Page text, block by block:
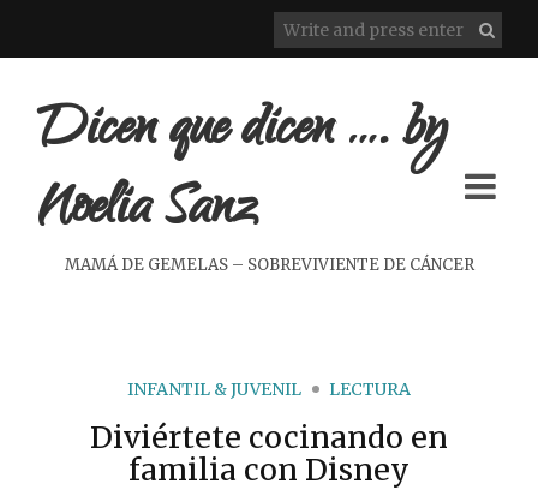
Dicen que dicen …. by
Noelia Sanz
MAMÁ DE GEMELAS – SOBREVIVIENTE DE CÁNCER
INFANTIL & JUVENIL LECTURA
Diviértete cocinando en
familia con Disney